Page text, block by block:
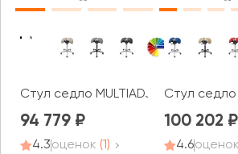
Стул седло MULTIADJUSTER
94 779
4.3оценок (1)
Стул седло
100 202
4.6оценок